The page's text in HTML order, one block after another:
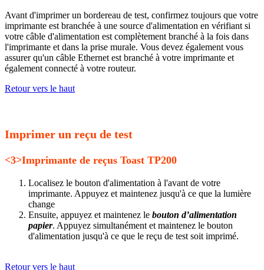
Avant d'imprimer un bordereau de test, confirmez toujours que votre
imprimante est branchée à une source d'alimentation en vérifiant si
votre câble d'alimentation est complètement branché à la fois dans
l'imprimante et dans la prise murale. Vous devez également vous
assurer qu'un câble Ethernet est branché à votre imprimante et
également connecté à votre routeur.
Retour vers le haut
Imprimer un reçu de test
<3>Imprimante de reçus Toast TP200
Localisez le bouton d'alimentation à l'avant de votre
imprimante. Appuyez et maintenez jusqu'à ce que la lumière
change
Ensuite, appuyez et maintenez le bouton d’alimentation
papier. Appuyez simultanément et maintenez le bouton
d'alimentation jusqu'à ce que le reçu de test soit imprimé.
Retour vers le haut